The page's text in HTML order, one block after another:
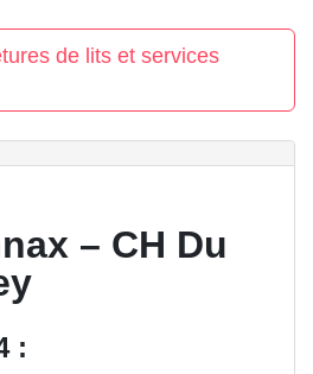
de lits et services
– CH Du
: